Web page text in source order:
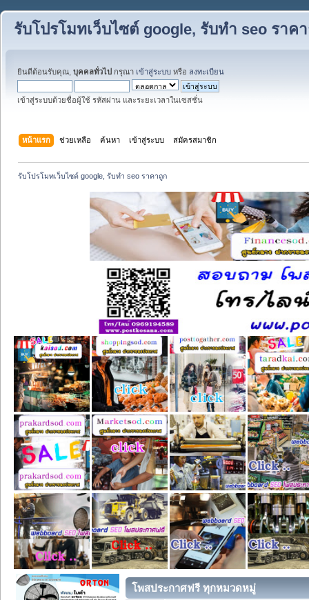
รับโปรโมทเว็บไซต์ google, รับทำ seo ราค
ยินดีต้อนรับคุณ, บุคคลทั่วไป กรุณา เข้าสู่ระบบ หรือ ลงทะเบียน
เข้าสู่ระบบด้วยชื่อผู้ใช้ รหัสผ่าน และระยะเวลาในเซสชั่น
หน้าแรก ช่วยเหลือ ค้นหา เข้าสู่ระบบ สมัครสมาชิก
รับโปรโมทเว็บไซต์ google, รับทำ seo ราคาถูก
โพสประกาศฟรี ทุกหมวดหมู่